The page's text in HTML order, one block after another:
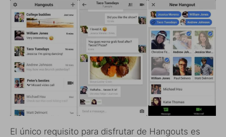
El único requisito para disfrutar de Hangouts es